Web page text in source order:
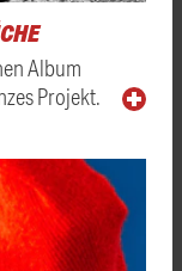
Album
Projekt.